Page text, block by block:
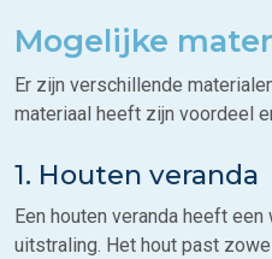
Mogelijke
Er zijn verschillende
materiaal heeft zijn voordeel
1. Houten veranda
Een houten veranda heeft een
uitstraling. Het hout past